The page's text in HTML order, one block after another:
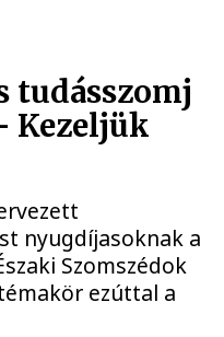
tudásszomj
Kezeljük
nyugdíjasoknak a
Szomszédok
ezúttal a